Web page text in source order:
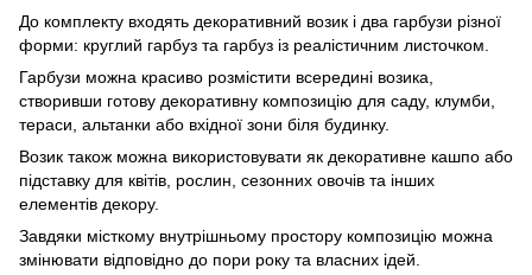
До комплекту входять декоративний возик і два гарбузи різної
форми: круглий гарбуз та гарбуз із реалістичним листочком.
Гарбузи можна красиво розмістити всередині возика,
створивши готову декоративну композицію для саду, клумби,
тераси, альтанки або вхідної зони біля будинку.
Возик також можна використовувати як декоративне кашпо або
підставку для квітів, рослин, сезонних овочів та інших
елементів декору.
Завдяки місткому внутрішньому простору композицію можна
змінювати відповідно до пори року та власних ідей.